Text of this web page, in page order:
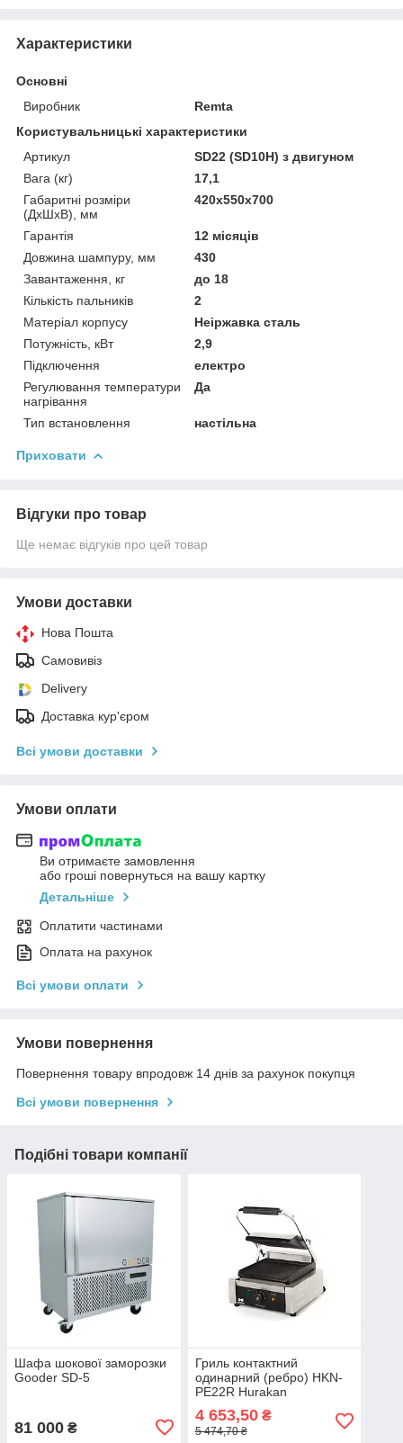
Характеристики
Основні
Виробник
Remta
Користувальницькі характеристики
Артикул
SD22 (SD10H) з двигуном
Вага (кг)
17,1
Габаритні розміри
(ДхШхВ), мм
420х550х700
Гарантія
12 місяців
Довжина шампуру, мм
430
Завантаження, кг
до 18
Кількість пальників
2
Матеріал корпусу
Неіржавка сталь
Потужність, кВт
2,9
Підключення
електро
Регулювання температури
нагрівання
Да
Тип встановлення настільна
Приховати
Відгуки про товар
Ще немає відгуків про цей товар
Умови доставки
Нова Пошта
Самовивіз
Delivery
Доставка кур'єром
Всі умови доставки
Умови оплати
Ви отримаєте замовлення
або гроші повернуться на вашу картку
Детальніше
Оплатити частинами
Оплата на рахунок
Всі умови оплати
Умови повернення
Повернення товару впродовж 14 днів за рахунок покупця
Всі умови повернення
Подібні товари компанії
Шафа шокової заморозки
Gooder SD-5
81 000 ₴
Гриль контактний
одинарний (ребро) HKN-
PE22R Hurakan
4 653,50₴
5 474,70 ₴